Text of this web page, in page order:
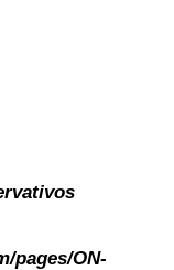
pages/ON-